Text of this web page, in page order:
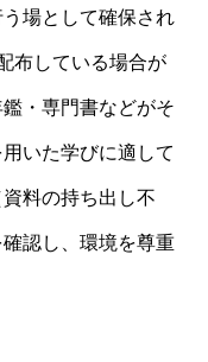
場として確保され
布している場合が
・専門書などがそ
いた学びに適して
料の持ち出し不
認し、環境を尊重